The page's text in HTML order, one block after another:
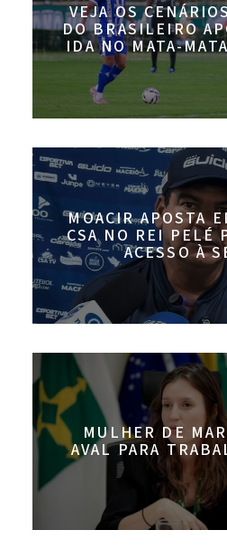
VEJA OS
DO BRASILEIRO
IDA NO MATA-
MOACIR APOSTA
CSA NO REI PELÉ
ACESSO À
MULHER DE
AVAL PARA